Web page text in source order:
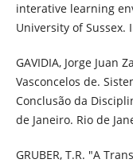
interative learning
University of Sussex.
GAVIDIA, Jorge Juan
Vasconcelos de.
Conclusão da
de Janeiro. Rio de
GRUBER, T.R. "A